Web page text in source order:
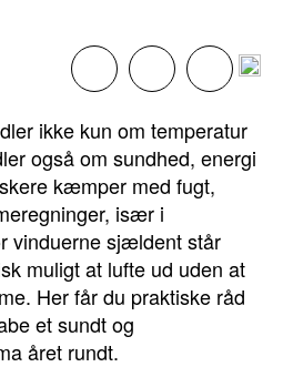
ikke kun om temperatur
også om sundhed, energi
kæmper med fugt,
især i
vinduerne sjældent står
muligt at lufte ud uden at
Her får du praktiske råd
et sundt og
året rundt.